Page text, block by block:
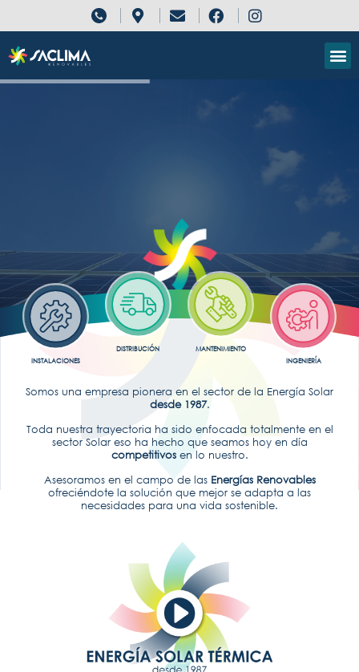
INSTALACIONES
DISTRIBUCIÓN
MANTENIMIENTO
INGENIERÍA
Somos una empresa pionera en el sector de la Energía Solar
desde 1987.
Toda nuestra trayectoria ha sido enfocada totalmente en el
sector Solar eso ha hecho que seamos hoy en día
competitivosen lo nuestro.
Asesoramos en el campo de las Energías Renovables
ofreciéndote la solución que mejor se adapta a las
necesidades para una vida sostenible.